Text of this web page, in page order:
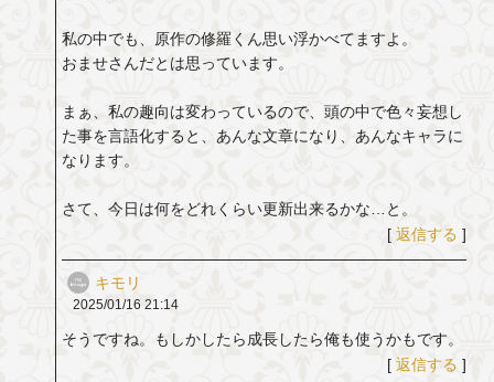
私の中でも、原作の修羅くん思い浮かべてますよ。
おませさんだとは思っています。
まぁ、私の趣向は変わっているので、頭の中で色々妄想し
た事を言語化すると、あんな文章になり、あんなキャラに
なります。
さて、今日は何をどれくらい更新出来るかな…と。
[ 返信する ]
キモリ
2025/01/16 21:14
そうですね。もしかしたら成長したら俺も使うかもです。
[ 返信する ]